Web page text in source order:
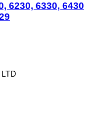
6230, 6330, 6430